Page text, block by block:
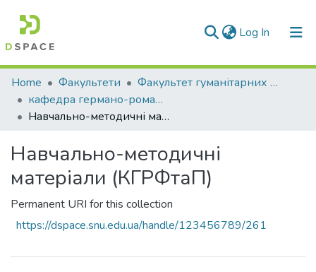
Log In (current)
Communities & Collections
All of DSpace
Home Факультети
Факультет гуманітарних та соціальних наук
кафедра германо-романської філології та перекладу
Навчально-методичні матеріали (КГРФтаП)
Навчально-методичні
матеріали (КГРФтаП)
Permanent URI for this collection
https://dspace.snu.edu.ua/handle/123456789/261